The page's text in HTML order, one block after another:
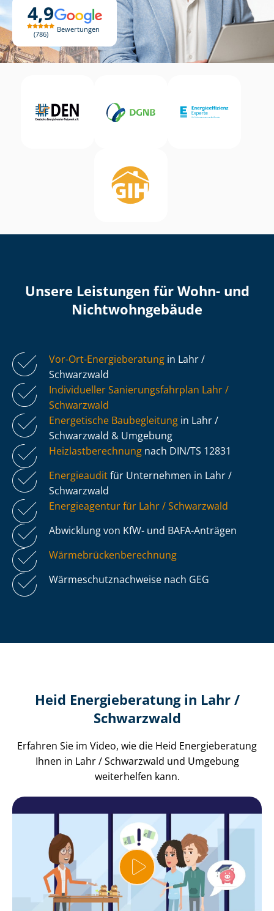
4,9
786
Bewertungen
Unsere Leistungen für Wohn- und
Nicht­wohn­ge­bäu­de
Vor-Ort-Energieberatung in Lahr /
Schwarzwald
Individueller Sa­nie­rungs­fahr­plan Lahr /
Schwarzwald
Energetische Baubegleitung in Lahr /
Schwarzwald & Umgebung
Heiz­last­be­rech­nung nach DIN/TS 12831
Energieauditfür Unternehmen in Lahr /
Schwarzwald
Energieagentur für Lahr / Schwarzwald
Abwicklung von KfW- und BAFA-Anträgen
Wär­me­brü­cken­be­rech­nung
Wär­me­schutz­nach­wei­se nach GEG
Heid Energieberatung in Lahr /
Schwarzwald
Erfahren Sie im Video, wie die Heid Energieberatung
Ihnen in Lahr / Schwarzwald und Umgebung
weiterhelfen kann.